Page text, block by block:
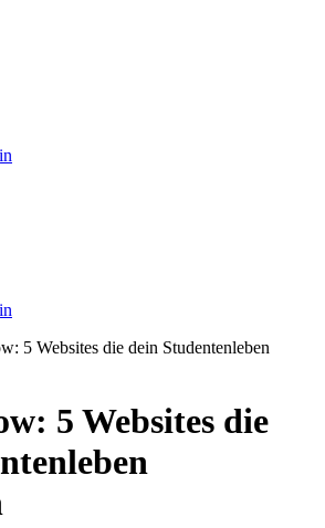
5 Websites die dein Studentenleben
5 Websites die